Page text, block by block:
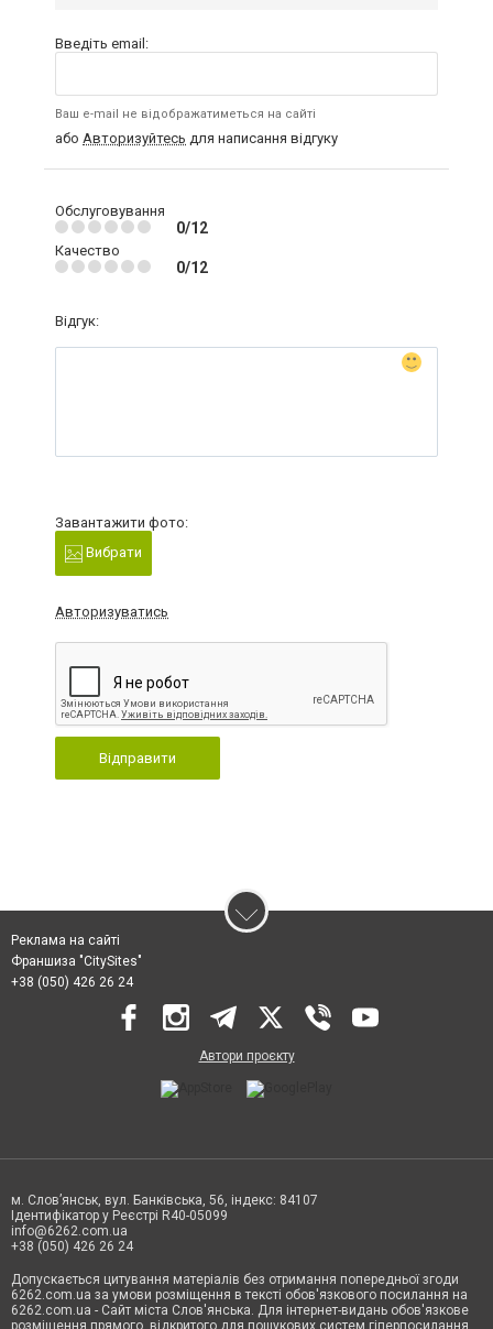
Введіть email:
Ваш e-mail не відображатиметься на сайті
або Авторизуйтесь для написання відгуку
Обслуговування
0/12
Качество
0/12
Відгук:
Завантажити фото:
Вибрати
Авторизуватись
Відправити
Реклама на сайті
Франшиза "CitySites"
+38 (050) 426 26 24
Автори проєкту
м. Слов’янськ, вул. Банківська, 56, індекс: 84107
Ідентифікатор у Реєстрі R40-05099
info@6262.com.ua
+38 (050) 426 26 24
Допускається цитування матеріалів без отримання попередньої згоди
6262.com.ua за умови розміщення в тексті обов'язкового посилання на
6262.com.ua - Сайт міста Слов'янська. Для інтернет-видань обов'язкове
розміщення прямого, відкритого для пошукових систем гіперпосилання